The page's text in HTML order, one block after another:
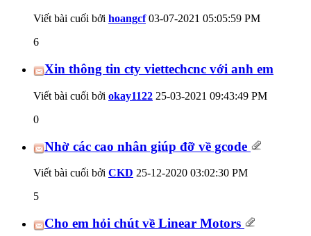
Viết bài cuối bởi hoangcf03-07-2021 05:05:59 PM
6
Xin thông tin cty viettechcnc với anh em
Viết bài cuối bởi okay1122 25-03-2021 09:43:49 PM
0
Nhờ các cao nhân giúp đỡ về gcode
Viết bài cuối bởi CKD 25-12-2020 03:02:30 PM
5
Cho em hỏi chút về Linear Motors